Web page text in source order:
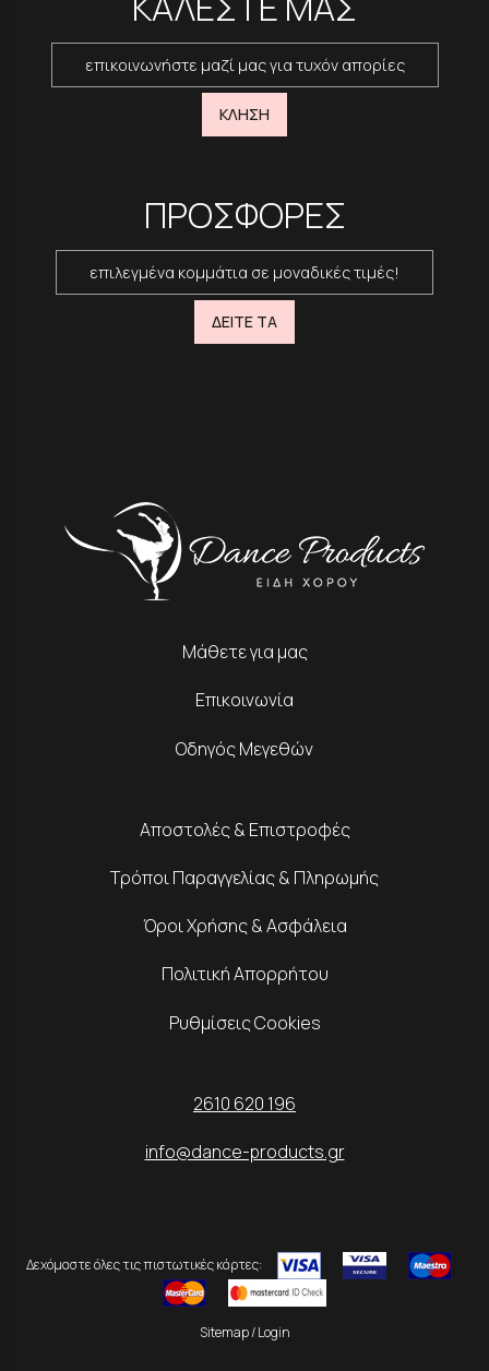
επικοινωνήστε μαζί μας για τυχόν απορίες
ΚΛΗΣΗ
ΠΡΟΣΦΟΡΕΣ
επιλεγμένα κομμάτια σε μοναδικές τιμές!
ΔΕΙΤΕ ΤΑ
Μάθετε για μας
Επικοινωνία
Οδηγός Μεγεθών
Αποστολές & Επιστροφές
Τρόποι Παραγγελίας & Πληρωμής
Όροι Χρήσης & Ασφάλεια
Πολιτική Απορρήτου
Ρυθμίσεις Cookies
2610 620 196
info@dance-products.gr
Δεχόμαστε όλες τις πιστωτικές κάρτες:
Sitemap/Login